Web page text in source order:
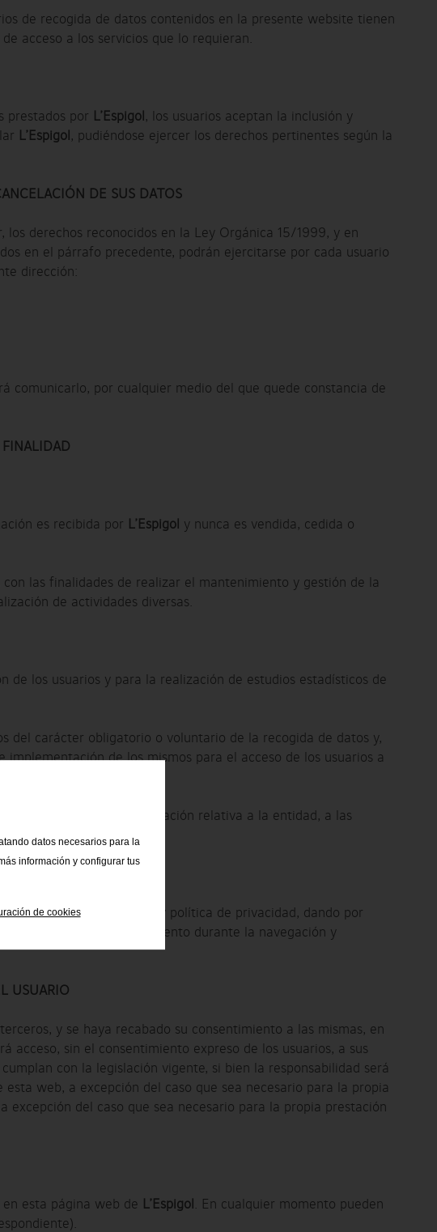
de recogida de datos contenidos en la presente website tienen
acceso a los servicios que lo requieran.
prestados por L’Espigol , los usuarios aceptan la inclusión y
L’Espigol , pudiéndose ejercer los derechos pertinentes según la
DE SUS DATOS
derechos reconocidos en la Ley Orgánica 15/1999, y en
en el párrafo precedente, podrán ejercitarse por cada usuario
dirección:
comunicarlo, por cualquier medio del que quede constancia de
es recibida por L’Espigol
y nunca es vendida, cedida o
con las finalidades de realizar el mantenimiento y gestión de la
de actividades diversas.
los usuarios y para la realización de estudios estadísticos de
del carácter obligatorio o voluntario de la recogida de datos y,
de los mismos para el acceso de los usuarios a
a fin de remitirle información relativa a la entidad, a las
condiciones de uso y política de privacidad, dando por
a su entero cumplimiento durante la navegación y
USUARIO
y se haya recabado su consentimiento a las mismas, en
acceso, sin el consentimiento expreso de los usuarios, a sus
con la legislación vigente, si bien la responsabilidad será
web, a excepción del caso que sea necesario para la propia
excepción del caso que sea necesario para la propia prestación
esta página web de L’Espigol . En cualquier momento pueden
datos necesarios para la
información y configurar tus
de cookies